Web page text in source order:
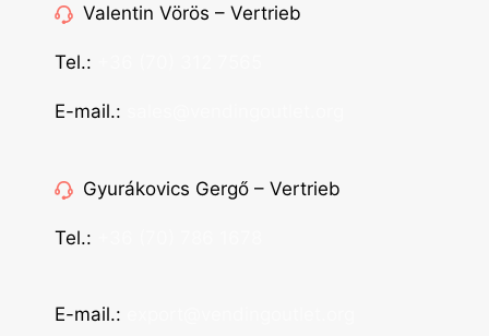
Valentin Vörös – Vertrieb
Tel.:
E-mail.:
Gyurákovics Gergő – Vertrieb
Tel.:
E-mail.: